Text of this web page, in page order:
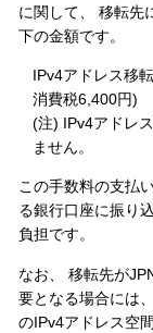
に関して、 移転先
下の金額です。
IPv4アドレ
消費税6,400円)
(注) IPv4アドレ
ません。
この手数料の支払
る銀行口座に振り
負担です。
なお、 移転先が
要となる場合には
のIPv4アドレス空